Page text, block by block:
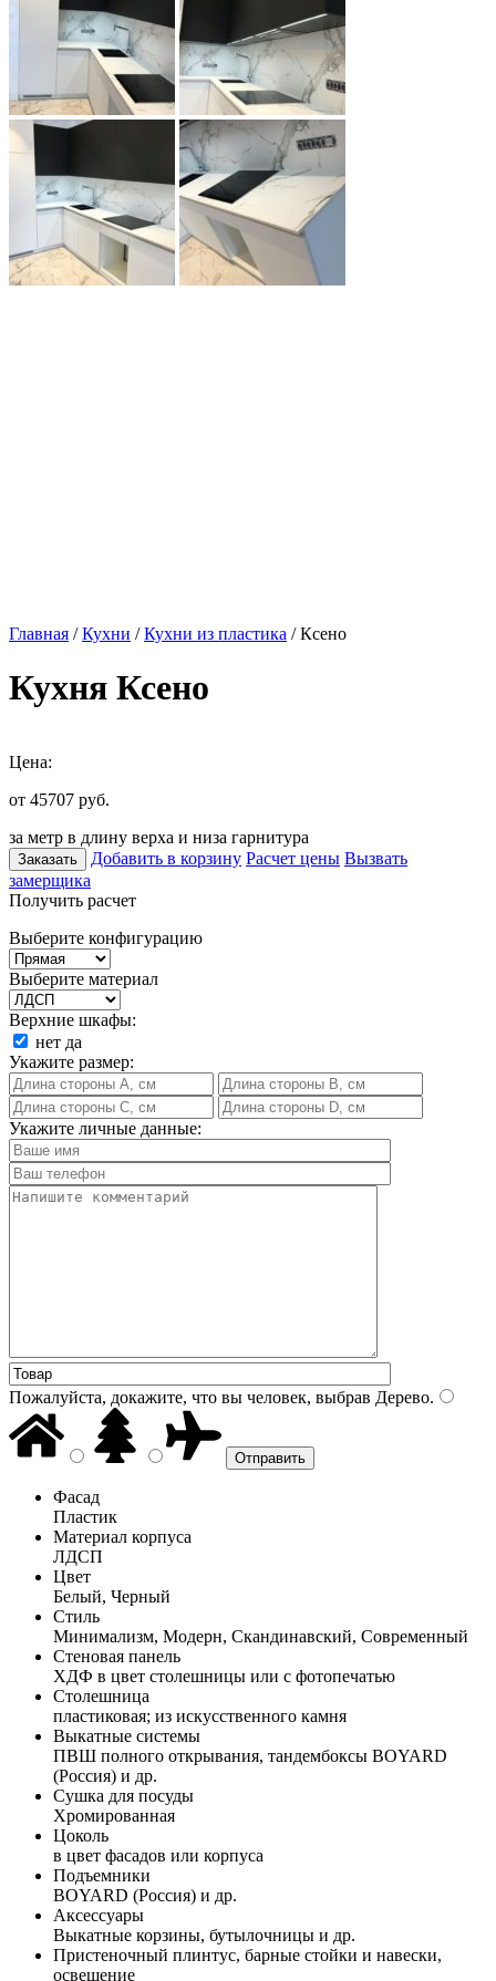
Главная /Кухни /Кухни из пластика / Ксено
Кухня Ксено
Цена:
от 45707 руб.
за метр в длину верха и низа гарнитура
Заказать Добавить в корзину Расчет цены Вызвать
замерщика
Получить расчет
Выберите конфигурацию
Выберите материал
Верхние шкафы:
нет да
Укажите размер:
Укажите личные данные:
Пожалуйста, докажите, что вы человек, выбрав Дерево.
Фасад
Пластик
Материал корпуса
ЛДСП
Цвет
Белый, Черный
Стиль
Минимализм, Модерн, Скандинавский, Современный
Стеновая панель
ХДФ в цвет столешницы или с фотопечатью
Столешница
пластиковая; из искусственного камня
Выкатные системы
ПВШ полного открывания, тандембоксы BOYARD
(Россия) и др.
Сушка для посуды
Хромированная
Цоколь
в цвет фасадов или корпуса
Подъемники
BOYARD (Россия) и др.
Аксессуары
Выкатные корзины, бутылочницы и др.
Пристеночный плинтус, барные стойки и навески,
освещение